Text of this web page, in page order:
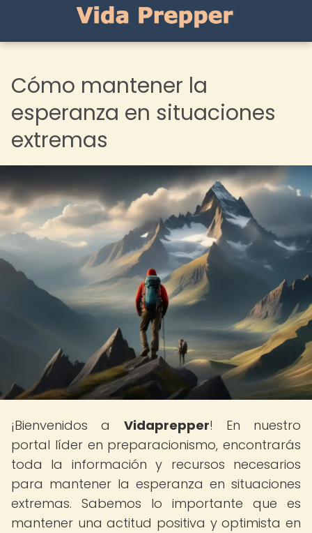
Cómo mantener la
esperanza en situaciones
extremas
¡Bienvenidos a Vidaprepper! En nuestro
portal líder en preparacionismo, encontrarás
toda la información y recursos necesarios
para mantener la esperanza en situaciones
extremas. Sabemos lo importante que es
mantener una actitud positiva y optimista en